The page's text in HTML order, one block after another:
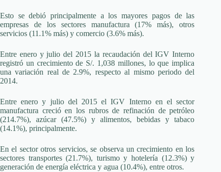
Esto se debió principalmente a los mayores pagos de las
empresas de los sectores manufactura (17% más), otros
servicios (11.1% más) y comercio (3.6% más).
Entre enero y julio del 2015 la recaudación del IGV Interno
registró un crecimiento de S/. 1,038 millones, lo que implica
una variación real de 2.9%, respecto al mismo periodo del
2014.
Entre enero y julio del 2015 el IGV Interno en el sector
manufactura creció en los rubros de refinación de petróleo
(214.7%), azúcar (47.5%) y alimentos, bebidas y tabaco
(14.1%), principalmente.
En el sector otros servicios, se observa un crecimiento en los
sectores transportes (21.7%), turismo y hotelería (12.3%) y
generación de energía eléctrica y agua (10.4%), entre otros.